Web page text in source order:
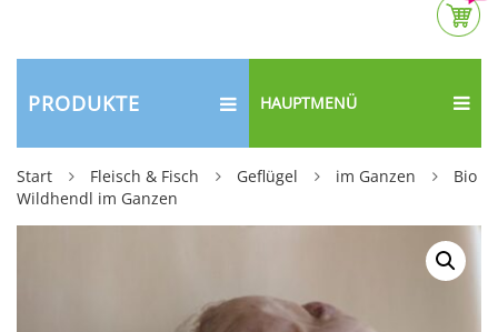
PRODUKTE HAUPTMENÜ
Start Fleisch & Fisch Geflügel im Ganzen
Bio
Wildhendl im Ganzen